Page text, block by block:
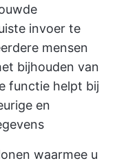
invoer te
mensen
bijhouden van
functie helpt bij
en
waarmee u